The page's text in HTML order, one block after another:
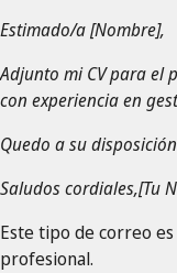
Estimado/a [Nombre],
Adjunto mi CV para el
con experiencia en
Quedo a su
Saludos cordiales,[Tu
Este tipo de correo
profesional.